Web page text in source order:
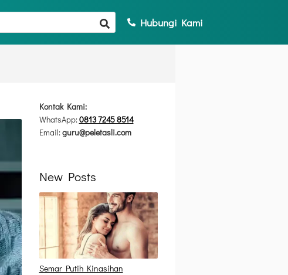
Hubungi Kami
Kontak Kami:
WhatsApp:0813 7245 8514
Email:guru@peletasli.com
New Posts
Semar Putih Kinasihan